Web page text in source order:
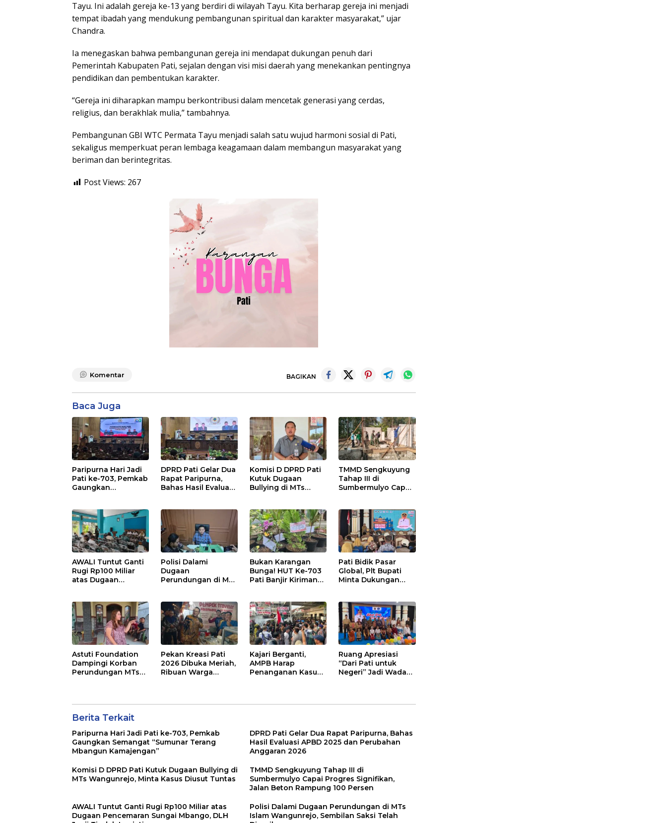
Tayu. Ini adalah gereja ke-13 yang berdiri di wilayah Tayu. Kita berharap gereja ini menjadi
tempat ibadah yang mendukung pembangunan spiritual dan karakter masyarakat,” ujar
Chandra.
Ia menegaskan bahwa pembangunan gereja ini mendapat dukungan penuh dari
Pemerintah Kabupaten Pati, sejalan dengan visi misi daerah yang menekankan pentingnya
pendidikan dan pembentukan karakter.
“Gereja ini diharapkan mampu berkontribusi dalam mencetak generasi yang cerdas,
religius, dan berakhlak mulia,” tambahnya.
Pembangunan GBI WTC Permata Tayu menjadi salah satu wujud harmoni sosial di Pati,
sekaligus memperkuat peran lembaga keagamaan dalam membangun masyarakat yang
beriman dan berintegritas.
Post Views: 267
Komentar BAGIKAN
Baca Juga
Paripurna Hari Jadi
Pati ke-703, Pemkab
Gaungkan
Kamajengan”
DPRD Pati Gelar Dua
Rapat Paripurna,
Bahas Hasil Evaluasi
Anggaran 2026
Komisi D DPRD Pati
Kutuk Dugaan
Bullying di MTs
TMMD Sengkuyung
Tahap III di
Sumbermulyo Capai
Rampung 100
Persen
AWALI Tuntut Ganti
Rugi Rp100 Miliar
atas Dugaan
Tindak Lanjuti
Polisi Dalami
Dugaan
Perundungan di MTs
Telah Diperiksa
Bukan Karangan
Bunga! HUT Ke-703
Pati Banjir Kiriman
Ramah Lingkungan
Pati Bidik Pasar
Global, Plt Bupati
Minta Dukungan
Astuti Foundation
Dampingi Korban
Perundungan MTs
Sekolah Berbasis
Agama
Pekan Kreasi Pati
2026 Dibuka Meriah,
Ribuan Warga
Kajari Berganti,
AMPB Harap
Penanganan Kasus
Ruang Apresiasi
“Dari Pati untuk
Negeri” Jadi Wadah
Berita Terkait
Paripurna Hari Jadi Pati ke-703, Pemkab
Gaungkan Semangat “Sumunar Terang
Mbangun Kamajengan”
DPRD Pati Gelar Dua Rapat Paripurna, Bahas
Hasil Evaluasi APBD 2025 dan Perubahan
Anggaran 2026
Komisi D DPRD Pati Kutuk Dugaan Bullying di
MTs Wangunrejo, Minta Kasus Diusut Tuntas
TMMD Sengkuyung Tahap III di
Sumbermulyo Capai Progres Signifikan,
Jalan Beton Rampung 100 Persen
AWALI Tuntut Ganti Rugi Rp100 Miliar atas
Dugaan Pencemaran Sungai Mbango, DLH
Polisi Dalami Dugaan Perundungan di MTs
Islam Wangunrejo, Sembilan Saksi Telah